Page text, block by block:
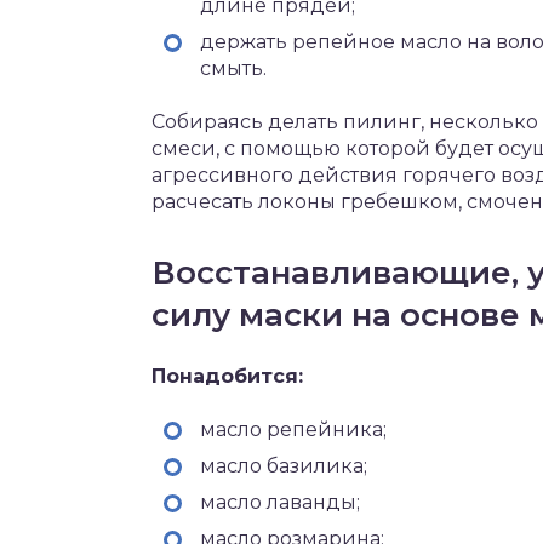
длине прядей;
держать репейное масло на
смыть.
Собираясь делать пилинг,
смеси, с помощью которой будет
агрессивного действия горячего
расчесать локоны гребешком,
силу маски на основе
Понадобится:
масло репейника;
масло базилика;
масло лаванды;
масло розмарина;